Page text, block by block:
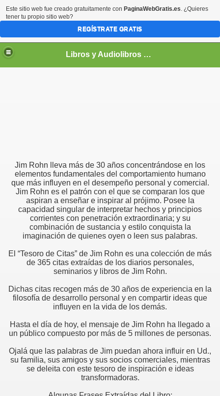
Libros y Audiolibros Para emprendedores
Jim Rohn lleva más de 30 años concentrándose en los
elementos fundamentales del comportamiento humano
que más influyen en el desempeño personal y comercial.
Jim Rohn es el patrón con el que se comparan los que
aspiran a enseñar e inspirar al prójimo. Posee la
capacidad singular de interpretar hechos y principios
corrientes con penetración extraordinaria; y su
combinación de sustancia y estilo conquista la
imaginación de quienes oyen o leen sus palabras.
El “Tesoro de Citas” de Jim Rohn es una colección de más
de 365 citas extraídas de los diarios personales,
seminarios y libros de Jim Rohn.
Dichas citas recogen más de 30 años de experiencia en la
filosofía de desarrollo personal y en compartir ideas que
influyen en la vida de los demás.
Hasta el día de hoy, el mensaje de Jim Rohn ha llegado a
un público compuesto por más de 5 millones de personas.
Ojalá que las palabras de Jim puedan ahora influir en Ud.,
su familia, sus amigos y sus socios comerciales, mientras
se deleita con este tesoro de inspiración e ideas
transformadoras.
Este sitio web fue creado gratuitamente con PaginaWebGratis.es. ¿Quieres
tener tu propio sitio web?
REGÍSTRATE GRATIS